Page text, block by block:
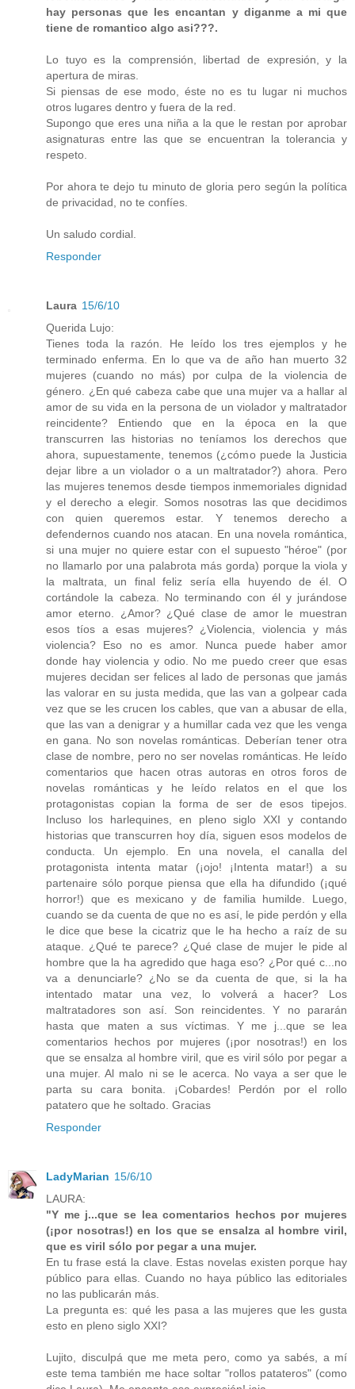
hay personas que les encantan y diganme a mi que
tiene de romantico algo asi???.
Lo tuyo es la comprensión, libertad de expresión, y la
apertura de miras.
Si piensas de ese modo, éste no es tu lugar ni muchos
otros lugares dentro y fuera de la red.
Supongo que eres una niña a la que le restan por aprobar
asignaturas entre las que se encuentran la tolerancia y
respeto.
Por ahora te dejo tu minuto de gloria pero según la política
de privacidad, no te confíes.
Un saludo cordial.
Responder
Laura 15/6/10
Querida Lujo:
Tienes toda la razón. He leído los tres ejemplos y he
terminado enferma. En lo que va de año han muerto 32
mujeres (cuando no más) por culpa de la violencia de
género. ¿En qué cabeza cabe que una mujer va a hallar al
amor de su vida en la persona de un violador y maltratador
reincidente? Entiendo que en la época en la que
transcurren las historias no teníamos los derechos que
ahora, supuestamente, tenemos (¿cómo puede la Justicia
dejar libre a un violador o a un maltratador?) ahora. Pero
las mujeres tenemos desde tiempos inmemoriales dignidad
y el derecho a elegir. Somos nosotras las que decidimos
con quien queremos estar. Y tenemos derecho a
defendernos cuando nos atacan. En una novela romántica,
si una mujer no quiere estar con el supuesto "héroe" (por
no llamarlo por una palabrota más gorda) porque la viola y
la maltrata, un final feliz sería ella huyendo de él. O
cortándole la cabeza. No terminando con él y jurándose
amor eterno. ¿Amor? ¿Qué clase de amor le muestran
esos tíos a esas mujeres? ¿Violencia, violencia y más
violencia? Eso no es amor. Nunca puede haber amor
donde hay violencia y odio. No me puedo creer que esas
mujeres decidan ser felices al lado de personas que jamás
las valorar en su justa medida, que las van a golpear cada
vez que se les crucen los cables, que van a abusar de ella,
que las van a denigrar y a humillar cada vez que les venga
en gana. No son novelas románticas. Deberían tener otra
clase de nombre, pero no ser novelas románticas. He leído
comentarios que hacen otras autoras en otros foros de
novelas románticas y he leído relatos en el que los
protagonistas copian la forma de ser de esos tipejos.
Incluso los harlequines, en pleno siglo XXI y contando
historias que transcurren hoy día, siguen esos modelos de
conducta. Un ejemplo. En una novela, el canalla del
protagonista intenta matar (¡ojo! ¡Intenta matar!) a su
partenaire sólo porque piensa que ella ha difundido (¡qué
horror!) que es mexicano y de familia humilde. Luego,
cuando se da cuenta de que no es así, le pide perdón y ella
le dice que bese la cicatriz que le ha hecho a raíz de su
ataque. ¿Qué te parece? ¿Qué clase de mujer le pide al
hombre que la ha agredido que haga eso? ¿Por qué c...no
va a denunciarle? ¿No se da cuenta de que, si la ha
intentado matar una vez, lo volverá a hacer? Los
maltratadores son así. Son reincidentes. Y no pararán
hasta que maten a sus víctimas. Y me j...que se lea
comentarios hechos por mujeres (¡por nosotras!) en los
que se ensalza al hombre viril, que es viril sólo por pegar a
una mujer. Al malo ni se le acerca. No vaya a ser que le
parta su cara bonita. ¡Cobardes! Perdón por el rollo
patatero que he soltado. Gracias
Responder
LadyMarian 15/6/10
LAURA:
"Y me j...que se lea comentarios hechos por mujeres
(¡por nosotras!) en los que se ensalza al hombre viril,
que es viril sólo por pegar a una mujer.
En tu frase está la clave. Estas novelas existen porque hay
público para ellas. Cuando no haya público las editoriales
no las publicarán más.
La pregunta es: qué les pasa a las mujeres que les gusta
esto en pleno siglo XXI?
Lujito, disculpá que me meta pero, como ya sabés, a mí
este tema también me hace soltar "rollos patateros" (como